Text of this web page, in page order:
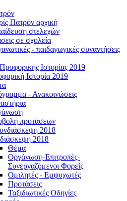
Πατρόν αρχική
στελεχών
σε σχολεία
- παιδαγωγικές συναντήσεις
Ιστορίας 2019
Ιστορία 2019
- Ανακοινώσεις
προτάσεων
2018
2018
Θέμα
Οργάνωση-Επιτροπές-
Συνεργαζόμενοι Φορείς
Ομιλητές - Εμψυχωτές
Προτάσεις
Ταξιδιωτικές Οδηγίες